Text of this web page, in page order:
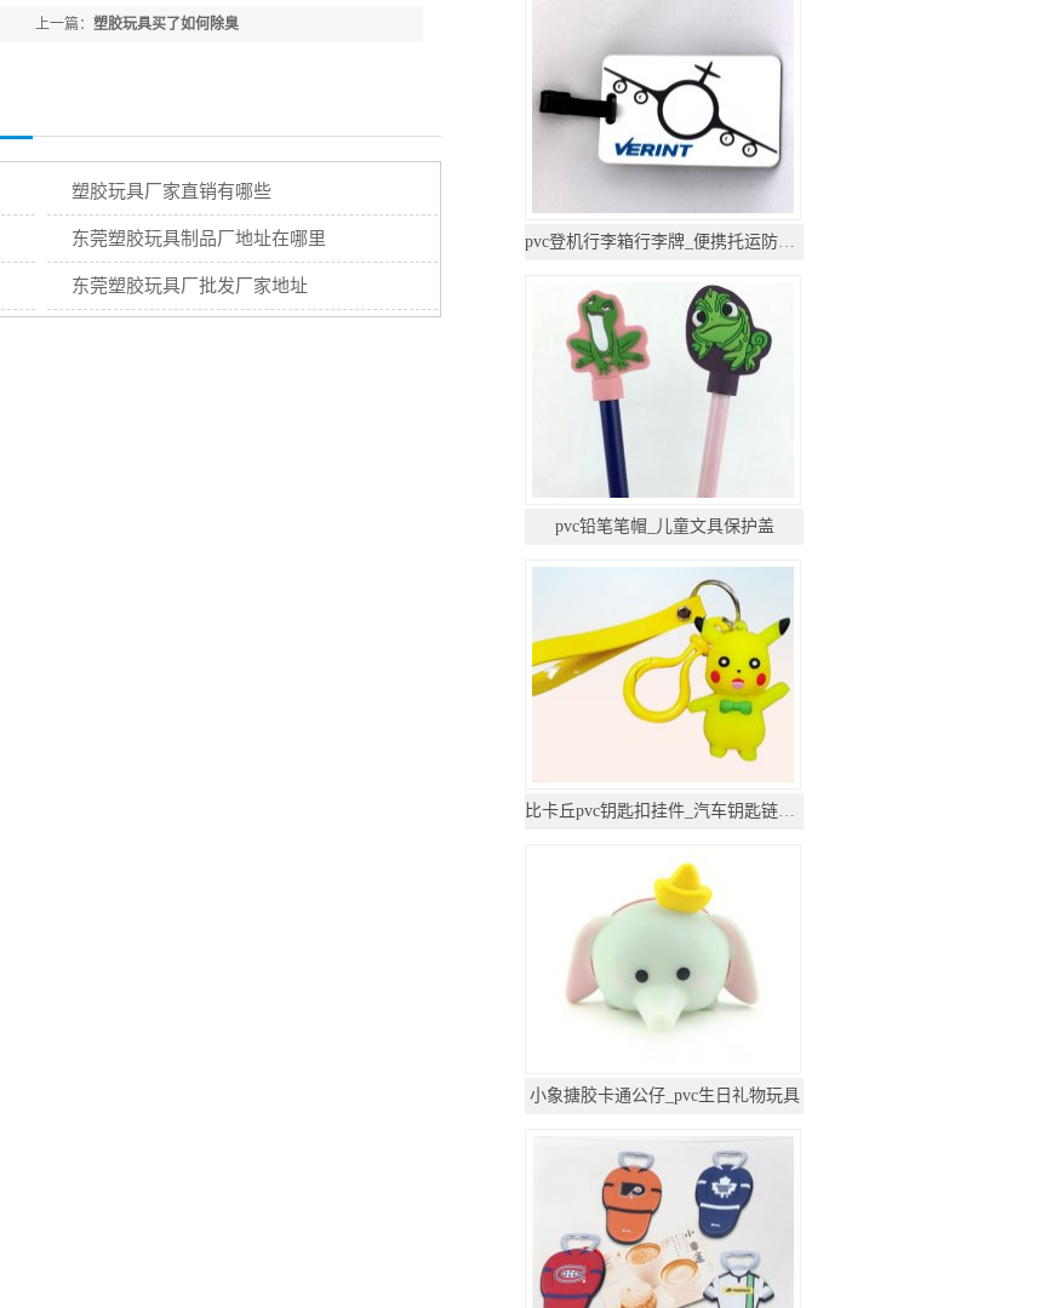
上一篇： 塑胶玩具买了如何除臭
塑胶玩具厂家直销有哪些
东莞塑胶玩具制品厂地址在哪里
东莞塑胶玩具厂批发厂家地址
pvc登机行李箱行李牌_便携托运防丢挂件
pvc铅笔笔帽_儿童文具保护盖
比卡丘pvc钥匙扣挂件_汽车钥匙链公仔挂饰
小象搪胶卡通公仔_pvc生日礼物玩具